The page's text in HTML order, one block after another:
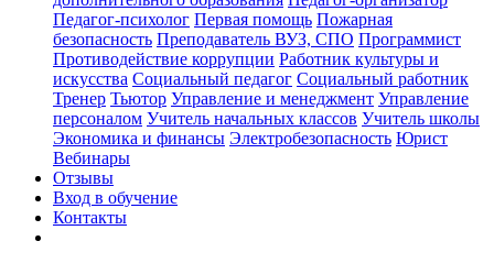
Педагог-психолог Первая помощь Пожарная
безопасность Преподаватель ВУЗ, СПО Программист
Противодействие коррупции Работник культуры и
искусства Социальный педагог Социальный работник
Тренер Тьютор Управление и менеджмент Управление
персоналом Учитель начальных классов Учитель школы
Экономика и финансы Электробезопасность Юрист
Вебинары
Отзывы
Вход в обучение
Контакты